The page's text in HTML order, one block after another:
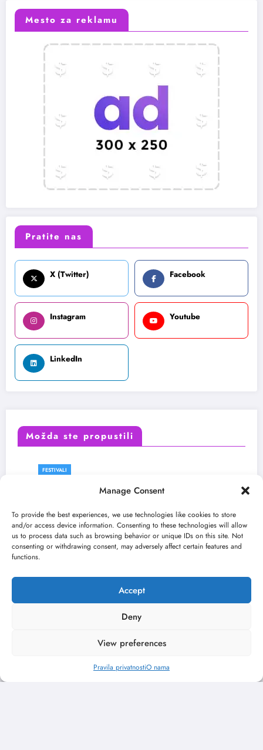
Manage Consent
To provide the best experiences, we use technologies like cookies to store
and/or access device information. Consenting to these technologies will allow
us to process data such as browsing behavior or unique IDs on this site. Not
consenting or withdrawing consent, may adversely affect certain features and
functions.
Accept
Deny
View preferences
Pravila privatnostiO nama
Mesto za reklamu
Pratite nas
X (Twitter) Facebook
Instagram Youtube
LinkedIn
Možda ste propustili
FESTIVALI